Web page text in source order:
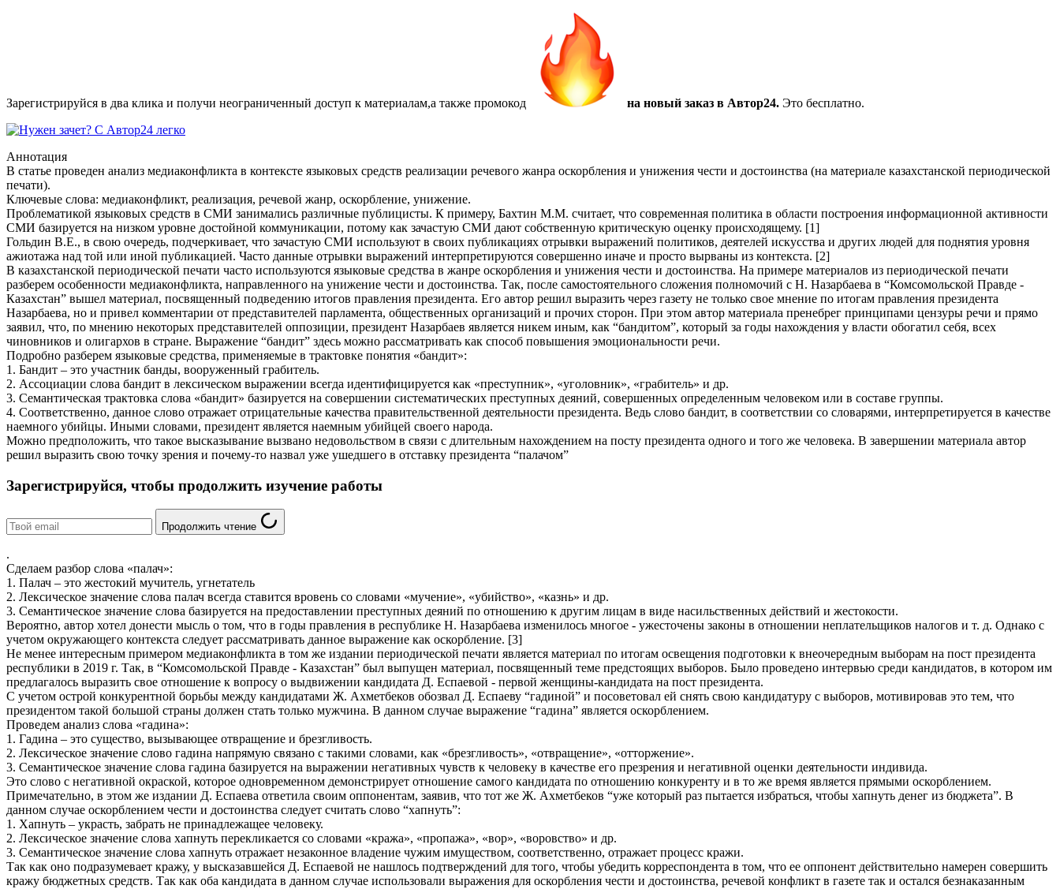
Зарегистрируйся в два клика и получи неограниченный доступ к материалам,а также промокод на новый заказ в Автор24. Это бесплатно.
Аннотация
В статье проведен анализ медиаконфликта в контексте языковых средств реализации речевого жанра оскорбления и унижения чести и достоинства (на материале казахстанской периодической
печати).
Ключевые слова: медиаконфликт, реализация, речевой жанр, оскорбление, унижение.
Проблематикой языковых средств в СМИ занимались различные публицисты. К примеру, Бахтин М.М. считает, что современная политика в области построения информационной активности
СМИ базируется на низком уровне достойной коммуникации, потому как зачастую СМИ дают собственную критическую оценку происходящему. [1]
Гольдин В.Е., в свою очередь, подчеркивает, что зачастую СМИ используют в своих публикациях отрывки выражений политиков, деятелей искусства и других людей для поднятия уровня
ажиотажа над той или иной публикацией. Часто данные отрывки выражений интерпретируются совершенно иначе и просто вырваны из контекста. [2]
В казахстанской периодической печати часто используются языковые средства в жанре оскорбления и унижения чести и достоинства. На примере материалов из периодической печати
разберем особенности медиаконфликта, направленного на унижение чести и достоинства. Так, после самостоятельного сложения полномочий с Н. Назарбаева в “Комсомольской Правде -
Казахстан” вышел материал, посвященный подведению итогов правления президента. Его автор решил выразить через газету не только свое мнение по итогам правления президента
Назарбаева, но и привел комментарии от представителей парламента, общественных организаций и прочих сторон. При этом автор материала пренебрег принципами цензуры речи и прямо
заявил, что, по мнению некоторых представителей оппозиции, президент Назарбаев является никем иным, как “бандитом”, который за годы нахождения у власти обогатил себя, всех
чиновников и олигархов в стране. Выражение “бандит” здесь можно рассматривать как способ повышения эмоциональности речи.
Подробно разберем языковые средства, применяемые в трактовке понятия «бандит»:
1. Бандит – это участник банды, вооруженный грабитель.
2. Ассоциации слова бандит в лексическом выражении всегда идентифицируется как «преступник», «уголовник», «грабитель» и др.
3. Семантическая трактовка слова «бандит» базируется на совершении систематических преступных деяний, совершенных определенным человеком или в составе группы.
4. Соответственно, данное слово отражает отрицательные качества правительственной деятельности президента. Ведь слово бандит, в соответствии со словарями, интерпретируется в качестве
наемного убийцы. Иными словами, президент является наемным убийцей своего народа.
Можно предположить, что такое высказывание вызвано недовольством в связи с длительным нахождением на посту президента одного и того же человека. В завершении материала автор
решил выразить свою точку зрения и почему-то назвал уже ушедшего в отставку президента “палачом”
Зарегистрируйся, чтобы продолжить изучение работы
Продолжить чтение
.
Сделаем разбор слова «палач»:
1. Палач – это жестокий мучитель, угнетатель
2. Лексическое значение слова палач всегда ставится вровень со словами «мучение», «убийство», «казнь» и др.
3. Семантическое значение слова базируется на предоставлении преступных деяний по отношению к другим лицам в виде насильственных действий и жестокости.
Вероятно, автор хотел донести мысль о том, что в годы правления в республике Н. Назарбаева изменилось многое - ужесточены законы в отношении неплательщиков налогов и т. д. Однако с
учетом окружающего контекста следует рассматривать данное выражение как оскорбление. [3]
Не менее интересным примером медиаконфликта в том же издании периодической печати является материал по итогам освещения подготовки к внеочередным выборам на пост президента
республики в 2019 г. Так, в “Комсомольской Правде - Казахстан” был выпущен материал, посвященный теме предстоящих выборов. Было проведено интервью среди кандидатов, в котором им
предлагалось выразить свое отношение к вопросу о выдвижении кандидата Д. Еспаевой - первой женщины-кандидата на пост президента.
С учетом острой конкурентной борьбы между кандидатами Ж. Ахметбеков обозвал Д. Еспаеву “гадиной” и посоветовал ей снять свою кандидатуру с выборов, мотивировав это тем, что
президентом такой большой страны должен стать только мужчина. В данном случае выражение “гадина” является оскорблением.
Проведем анализ слова «гадина»:
1. Гадина – это существо, вызывающее отвращение и брезгливость.
2. Лексическое значение слово гадина напрямую связано с такими словами, как «брезгливость», «отвращение», «отторжение».
3. Семантическое значение слова гадина базируется на выражении негативных чувств к человеку в качестве его презрения и негативной оценки деятельности индивида.
Это слово с негативной окраской, которое одновременном демонстрирует отношение самого кандидата по отношению конкуренту и в то же время является прямыми оскорблением.
Примечательно, в этом же издании Д. Еспаева ответила своим оппонентам, заявив, что тот же Ж. Ахметбеков “уже который раз пытается избраться, чтобы хапнуть денег из бюджета”. В
данном случае оскорблением чести и достоинства следует считать слово “хапнуть”:
1. Хапнуть – украсть, забрать не принадлежащее человеку.
2. Лексическое значение слова хапнуть перекликается со словами «кража», «пропажа», «вор», «воровство» и др.
3. Семантическое значение слова хапнуть отражает незаконное владение чужим имуществом, соответственно, отражает процесс кражи.
Так как оно подразумевает кражу, у высказавшейся Д. Еспаевой не нашлось подтверждений для того, чтобы убедить корреспондента в том, что ее оппонент действительно намерен совершить
кражу бюджетных средств. Так как оба кандидата в данном случае использовали выражения для оскорбления чести и достоинства, речевой конфликт в газете так и остался безнаказанным